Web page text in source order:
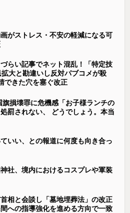
がストレス・不安の軽減になる可
らい記事でネット混乱！「特定技
大と勘違いし反対パブコメが殺
きた穴を塞ぐ改正
損壊罪に危機感「お子様ランチの
罰されない、 どうでしょう。本当
いい、との報道に何度も向き合っ
社、境内におけるコスプレや軍装
相と会談し「墓地埋葬法」の改正
への指導強化を進める方向で一致